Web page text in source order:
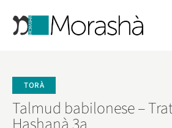
TORÀ
Talmud babilonese –
Hashanà 3a